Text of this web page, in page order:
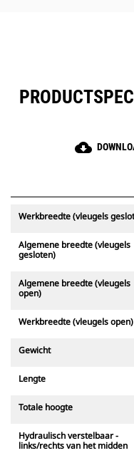
cloud_download
Werkbreedte (vleugels
Algemene breedte (vleugels
gesloten)
Algemene breedte (vleugels
open)
Werkbreedte (vleugels open)
Gewicht
Lengte
Totale hoogte
Hydraulisch verstelbaar -
links/rechts van het midden